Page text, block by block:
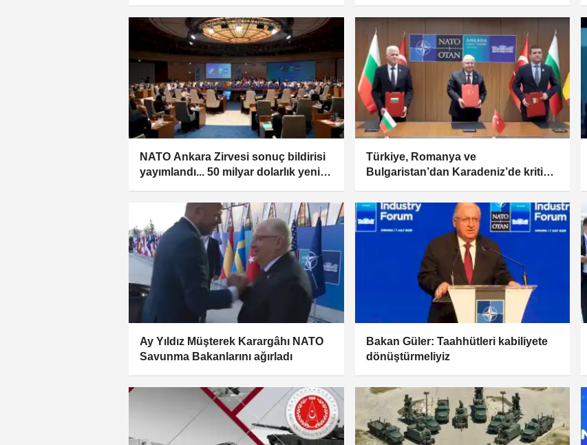
NATO Ankara Zirvesi sonuç bildirisi
yayımlandı... 50 milyar dolarlık yeni
Türkiye, Romanya ve
Bulgaristan’dan Karadeniz’de kritik
Ay Yıldız Müşterek Karargâhı NATO
Savunma Bakanlarını ağırladı
Bakan Güler: Taahhütleri kabiliyete
dönüştürmeliyiz